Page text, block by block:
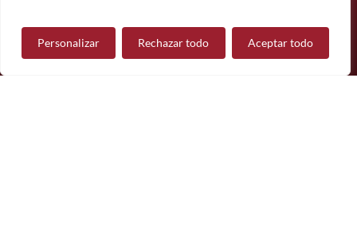
Personalizar Rechazar todo Aceptar todo
Contáctanos